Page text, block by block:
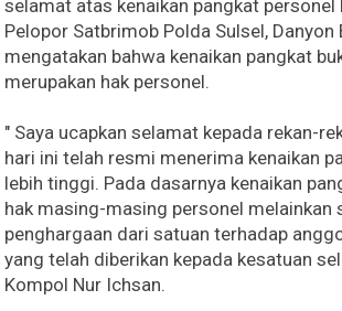
selamat atas kenaikan pangkat personel
Pelopor Satbrimob Polda Sulsel, Danyon
mengatakan bahwa kenaikan pangkat
merupakan hak personel.
" Saya ucapkan selamat kepada rekan-
hari ini telah resmi menerima kenaikan
lebih tinggi. Pada dasarnya kenaikan
hak masing-masing personel melainkan
penghargaan dari satuan terhadap
yang telah diberikan kepada kesatuan
Kompol Nur Ichsan.